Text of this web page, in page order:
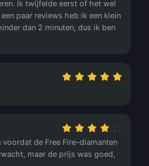
Ik twijfelde eerst of het wel
paar reviews heb ik een klein
dan 2 minuten, dus ik ben
de Free Fire-diamanten
maar de prijs was goed,